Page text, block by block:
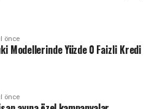
önce
Modellerinde Yüzde 0 Faizli Kredi
önce